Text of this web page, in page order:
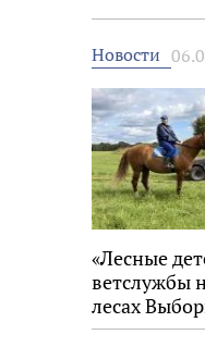
Новости
«Лесные
ветслужбы
лесах